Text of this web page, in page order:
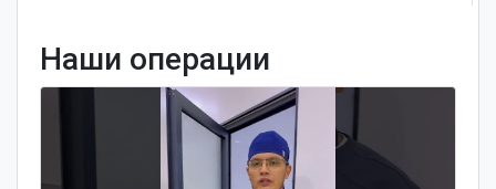
Наши операции